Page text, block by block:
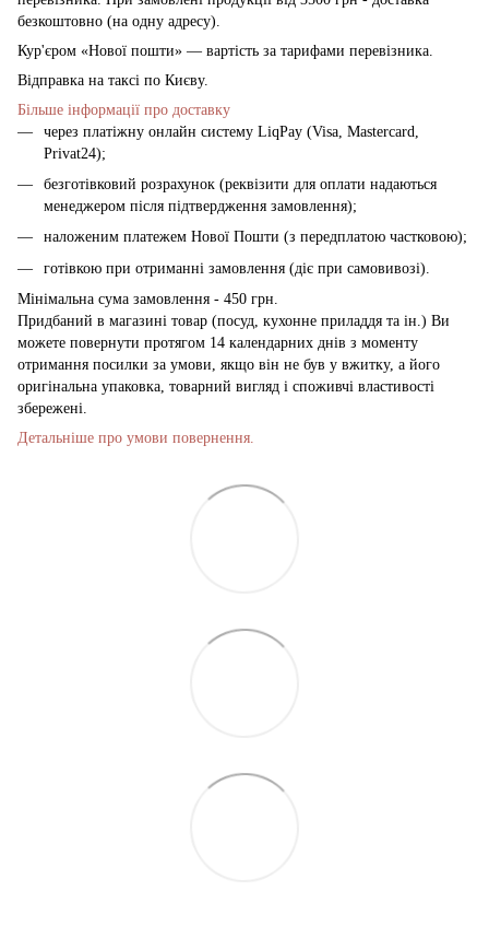
безкоштовно (на одну адресу).
Кур'єром «Нової пошти» — вартість за тарифами перевізника.
Відправка на таксі по Києву.
Більше інформації про доставку
через платіжну онлайн систему LiqPay (Visa, Mastercard,
Privat24);
безготівковий розрахунок (реквізити для оплати надаються
менеджером після підтвердження замовлення);
наложеним платежем Нової Пошти (з передплатою частковою);
готівкою при отриманні замовлення (діє при самовивозі).
Мінімальна сума замовлення - 450 грн.
Придбаний в магазині товар (посуд, кухонне приладдя та ін.) Ви
можете повернути протягом 14 календарних днів з моменту
отримання посилки за умови, якщо він не був у вжитку, а його
оригінальна упаковка, товарний вигляд і споживчі властивості
збережені.
Детальніше про умови повернення.